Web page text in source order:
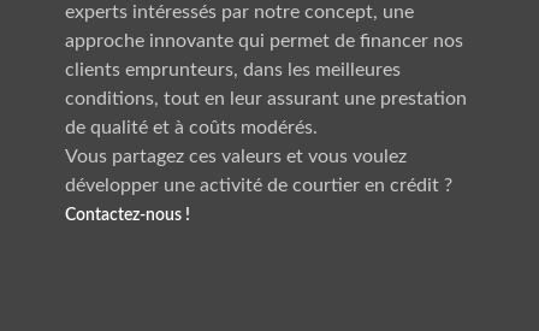
experts intéressés par notre concept, une
approche innovante qui permet de financer nos
clients emprunteurs, dans les meilleures
conditions, tout en leur assurant une prestation
de qualité et à coûts modérés.
Vous partagez ces valeurs et vous voulez
développer une activité de courtier en crédit ?
Contactez-nous !